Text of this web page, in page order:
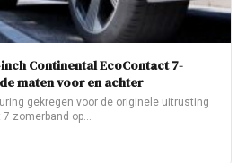
Continental EcoContact 7-
maten voor en achter
gekregen voor de originele uitrusting
7 zomerband op…